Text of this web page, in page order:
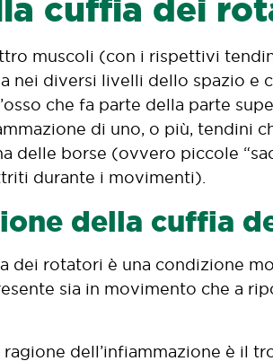
cuffia dei
muscoli (con i rispettivi
nei diversi livelli dello spazio e
che fa parte della parte
di uno, o più, tendini
delle borse (ovvero piccole
durante i movimenti).
della cuffia
dei rotatori è una condizione
sia in movimento che a
dell’infiammazione è il